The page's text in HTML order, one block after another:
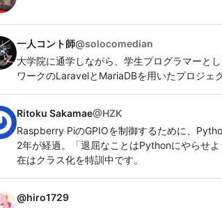
一人コント師@solocomedian
大学院に通学しながら、学生プログラマーと
ワークのLaravelとMariaDBを用いたプロジェ
Ritoku Sakamae@HZK
Raspberry PiのGPIOを制御するために、
2年が経過。「退屈なことはPythonにやらせ
在はクラス化を特訓中です。
@hiro1729